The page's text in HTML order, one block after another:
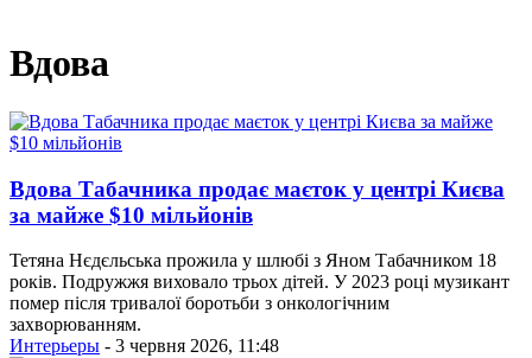
Вдова
Вдова Табачника продає маєток у центрі Києва
за майже $10 мільйонів
Тетяна Нєдєльська прожила у шлюбі з Яном Табачником 18
років. Подружжя виховало трьох дітей. У 2023 році музикант
помер після тривалої боротьби з онкологічним
захворюванням.
Интерьеры - 3 червня 2026, 11:48